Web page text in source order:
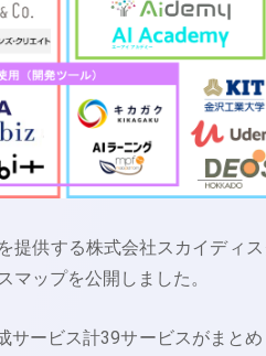
提供する株式会社スカイディ
マップを公開しました。
サービス計39サービスがまと